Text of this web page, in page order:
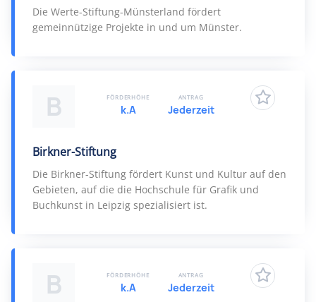
Die Werte-Stiftung-Münsterland fördert
gemeinnützige Projekte in und um Münster.
B
Birkner-Stiftung
Die Birkner-Stiftung fördert Kunst und Kultur auf den
Gebieten, auf die die Hochschule für Grafik und
Buchkunst in Leipzig spezialisiert ist.
FÖRDERHÖHE
k.A
ANTRAG
Jederzeit
B FÖRDERHÖHE
k.A
ANTRAG
Jederzeit